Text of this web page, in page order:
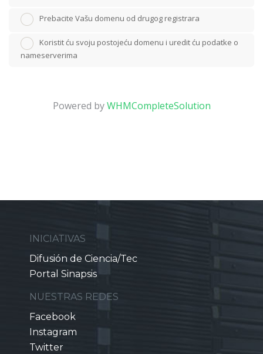
Prebacite Vašu domenu od drugog registrara
Koristit ću svoju postojeću domenu i uredit ću podatke o
nameserverima
Powered byWHMCompleteSolution
INICIATIVAS
Difusión de Ciencia/Tec
Portal Sinapsis
NUESTRAS REDES
Facebook
Instagram
Twitter